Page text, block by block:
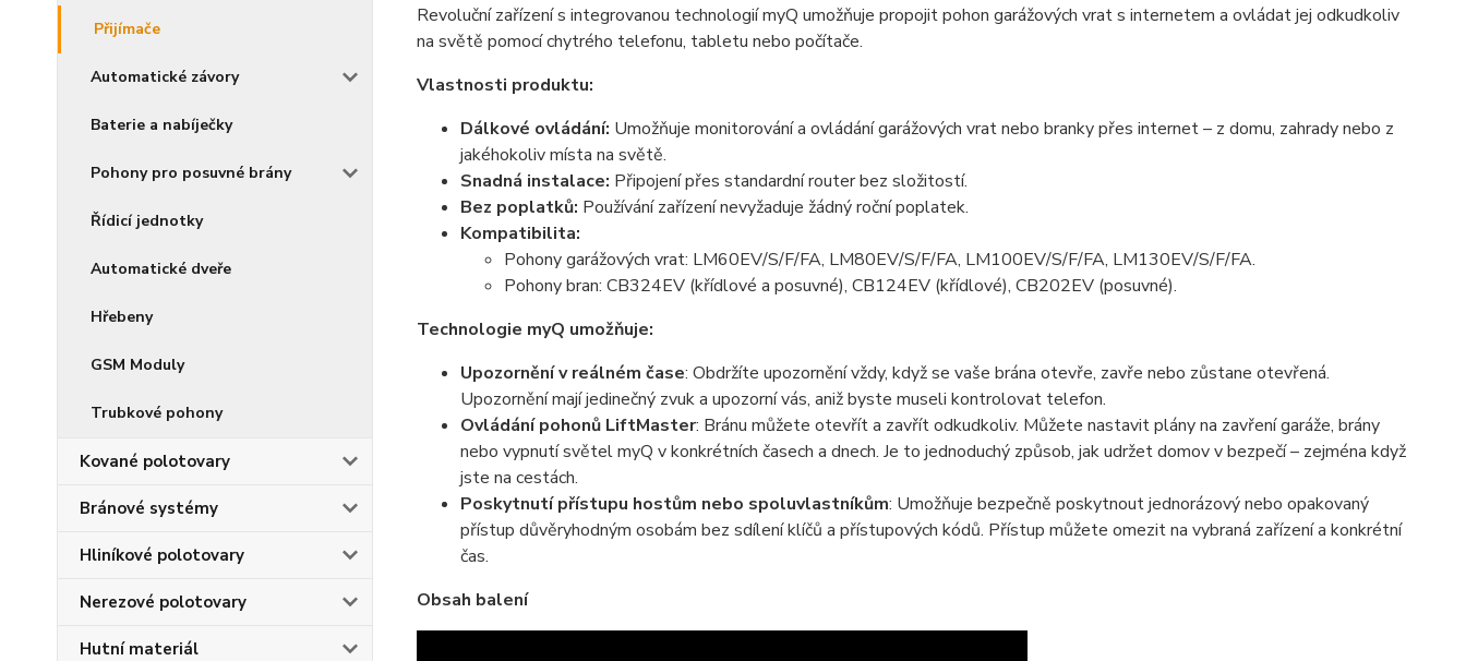
Přijímače
Automatické závory
Baterie a nabíječky
Pohony pro posuvné brány
Řídicí jednotky
Automatické dveře
Hřebeny
GSM Moduly
Trubkové pohony
Kované polotovary
Bránové systémy
Hliníkové polotovary
Nerezové polotovary
Hutní materiál
Revoluční zařízení s integrovanou technologií myQ umožňuje propojit pohon garážových vrat s internetem a ovládat jej odkudkoliv
na světě pomocí chytrého telefonu, tabletu nebo počítače.
Vlastnosti produktu:
Dálkové ovládání: Umožňuje monitorování a ovládání garážových vrat nebo branky přes internet – z domu, zahrady nebo z
jakéhokoliv místa na světě.
Snadná instalace: Připojení přes standardní router bez složitostí.
Bez poplatků: Používání zařízení nevyžaduje žádný roční poplatek.
Kompatibilita:
Pohony garážových vrat: LM60EV/S/F/FA, LM80EV/S/F/FA, LM100EV/S/F/FA, LM130EV/S/F/FA.
Pohony bran: CB324EV (křídlové a posuvné), CB124EV (křídlové), CB202EV (posuvné).
Technologie myQ umožňuje:
Upozornění v reálném čase: Obdržíte upozornění vždy, když se vaše brána otevře, zavře nebo zůstane otevřená.
Upozornění mají jedinečný zvuk a upozorní vás, aniž byste museli kontrolovat telefon.
Ovládání pohonů LiftMaster: Bránu můžete otevřít a zavřít odkudkoliv. Můžete nastavit plány na zavření garáže, brány
nebo vypnutí světel myQ v konkrétních časech a dnech. Je to jednoduchý způsob, jak udržet domov v bezpečí – zejména když
jste na cestách.
Poskytnutí přístupu hostům nebo spoluvlastníkům: Umožňuje bezpečně poskytnout jednorázový nebo opakovaný
přístup důvěryhodným osobám bez sdílení klíčů a přístupových kódů. Přístup můžete omezit na vybraná zařízení a konkrétní
čas.
Obsah balení